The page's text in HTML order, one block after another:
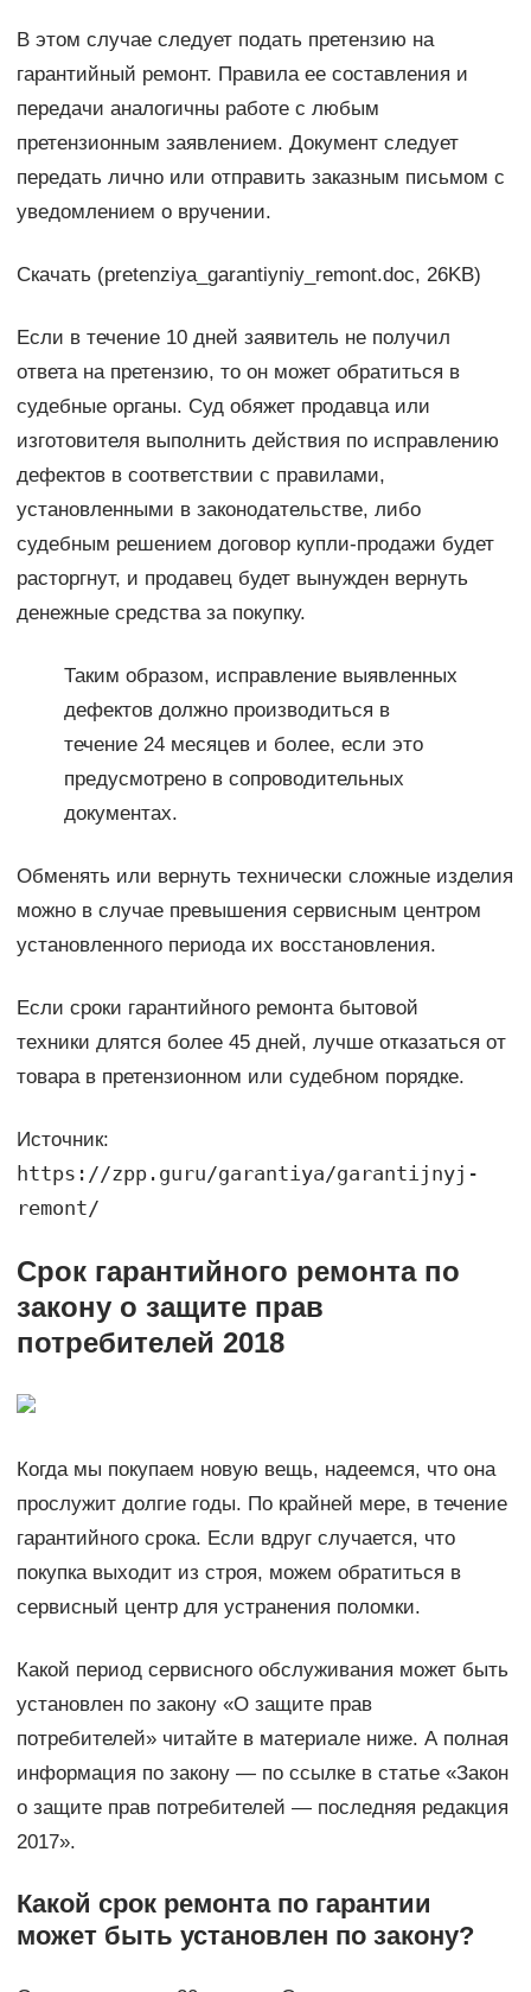
В этом случае следует подать претензию на
гарантийный ремонт. Правила ее составления и
передачи аналогичны работе с любым
претензионным заявлением. Документ следует
передать лично или отправить заказным письмом с
уведомлением о вручении.
Скачать (pretenziya_garantiyniy_remont.doc, 26KB)
Если в течение 10 дней заявитель не получил
ответа на претензию, то он может обратиться в
судебные органы. Суд обяжет продавца или
изготовителя выполнить действия по исправлению
дефектов в соответствии с правилами,
установленными в законодательстве, либо
судебным решением договор купли-продажи будет
расторгнут, и продавец будет вынужден вернуть
денежные средства за покупку.
Таким образом, исправление выявленных
дефектов должно производиться в
течение 24 месяцев и более, если это
предусмотрено в сопроводительных
документах.
Обменять или вернуть технически сложные изделия
можно в случае превышения сервисным центром
установленного периода их восстановления.
Если сроки гарантийного ремонта бытовой
техники длятся более 45 дней, лучше отказаться от
товара в претензионном или судебном порядке.
Источник:
https://zpp.guru/garantiya/garantijnyj-
remont/
Срок гарантийного ремонта по
закону о защите прав
потребителей 2018
Когда мы покупаем новую вещь, надеемся, что она
прослужит долгие годы. По крайней мере, в течение
гарантийного срока. Если вдруг случается, что
покупка выходит из строя, можем обратиться в
сервисный центр для устранения поломки.
Какой период сервисного обслуживания может быть
установлен по закону «О защите прав
потребителей» читайте в материале ниже. А полная
информация по закону — по ссылке в статье «Закон
о защите прав потребителей — последняя редакция
2017».
Какой срок ремонта по гарантии
может быть установлен по закону?